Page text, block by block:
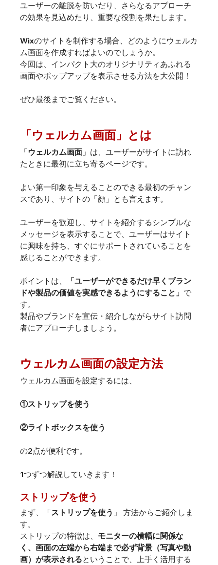
ユーザーの離脱を防いだり、さらなるアプローチ
の効果を見込めたり、重要な役割を果たします。
Wixのサイトを制作する場合、どのようにウェルカ
ム画面を作成すればよいのでしょうか。
今回は、インパクト大のオリジナリティあふれる
画面やポップアップを表示させる方法を大公開！
ぜひ最後までご覧ください。
「ウェルカム画面」とは
「ウェルカム画面」は、ユーザーがサイトに訪れ
よい第一印象を与えることのできる最初のチャン
スであり、サイトの「顔」とも言えます。
ユーザーを歓迎し、サイトを紹介するシンプルな
メッセージを表示することで、ユーザーはサイト
に興味を持ち、すぐにサポートされていることを
ポイントは、
「ユーザーができるだけ早くブラン
ドや製品の価値を実感できるようにすること」 で
す。
製品やブランドを宣伝・紹介しながらサイト訪問
者にアプローチしましょう。
ウェルカム画面の設定方法
ウェルカム画面を設定するには、
①ストリップを使う
②ライトボックスを使う
の2点が便利です。
1つずつ解説していきます！
ストリップを使う
まず、 「ストリップを使う 」
方法からご紹介しま
す。
ストリップの特徴は、 モニターの横幅に関係な
く、画面の左端から右端まで必ず背景（写真や動
画）が表示されるということで、上手く活用する